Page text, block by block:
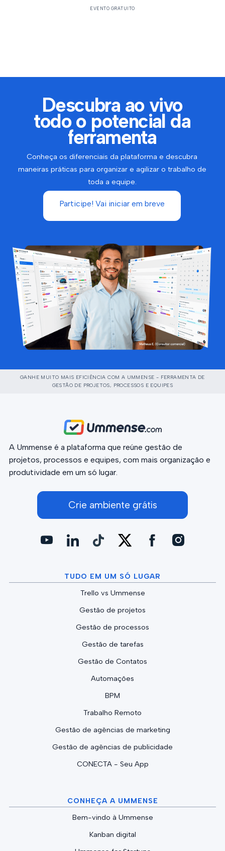
EVENTO GRATUITO
Descubra ao vivo
todo o potencial da
ferramenta
Conheça os diferenciais da plataforma e descubra
maneiras práticas para organizar e agilizar o trabalho de
toda a equipe.
Participe! Vai iniciar em breve
GANHE MUITO MAIS EFICIÊNCIA COM A UMMENSE - FERRAMENTA DE
GESTÃO DE PROJETOS, PROCESSOS E EQUIPES
A Ummense é a plataforma que reúne gestão de
projetos, processos e equipes, com mais organização e
produtividade em um só lugar.
Crie ambiente grátis
TUDO EM UM SÓ LUGAR
Trello vs Ummense
Gestão de projetos
Gestão de processos
Gestão de tarefas
Gestão de Contatos
Automações
BPM
Trabalho Remoto
Gestão de agências de marketing
Gestão de agências de publicidade
CONECTA - Seu App
CONHEÇA A UMMENSE
Bem-vindo à Ummense
Kanban digital